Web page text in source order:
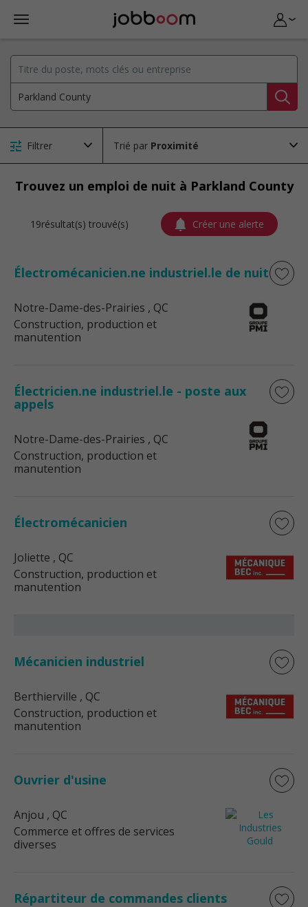
Filtrer Trié par
Trouvez un emploi de nuit à Parkland County
19résultat(s) trouvé(s) Créer une alerte
Électromécanicien.ne industriel.le de nuit
Notre-Dame-des-Prairies , QC
Construction, production et
manutention
Électricien.ne industriel.le - poste aux
appels
Notre-Dame-des-Prairies , QC
Construction, production et
manutention
Électromécanicien
Joliette , QC
Construction, production et
manutention
Mécanicien industriel
Berthierville , QC
Construction, production et
manutention
Ouvrier d'usine
Anjou , QC
Commerce et offres de services
diverses
Répartiteur de commandes clients